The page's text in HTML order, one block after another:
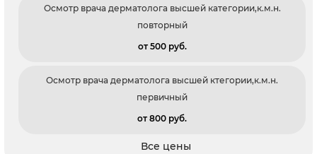
Осмотр врача дерматолога высшей категории,к.м.н.
повторный
от 500 pуб.
Осмотр врача дерматолога высшей ктегории,к.м.н.
первичный
от 800 pуб.
Все цены